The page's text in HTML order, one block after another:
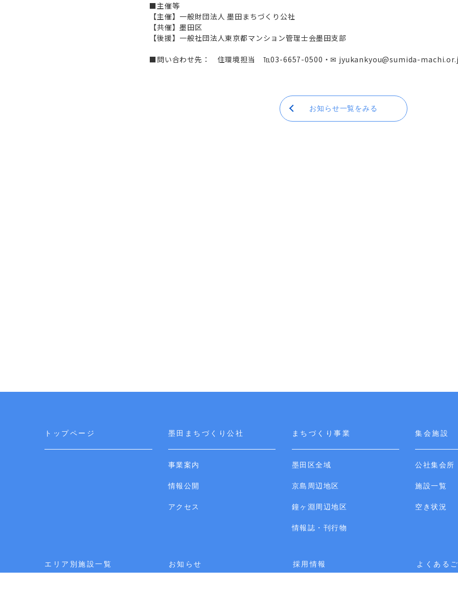
■主催等
【主催】一般財団法人 墨田まちづくり公社
【共催】墨田区
【後援】一般社団法人東京都マンション管理士会墨田支部
■問い合わせ先： 住環境担当 ℡03-6657-0500・✉ jyukankyou@sumida-
お知らせ一覧をみる
トップページ 墨田まちづくり公社
事業案内
情報公開
アクセス
まちづくり事業
墨田区全域
京島周辺地区
鐘ヶ淵周辺地区
情報誌・刊行物
集会施設
公社集会所
施設一覧
空き状況
エリア別施設一覧 お知らせ 採用情報 よくある